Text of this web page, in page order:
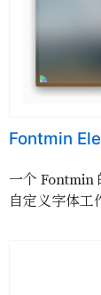
Fontmin
一个 Fontmin
自定义字体工